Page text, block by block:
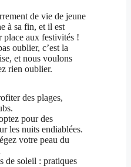
de vie de jeune
à sa fin, et il est
place aux festivités !
oublier, c’est la
et nous voulons
rien oublier.
des plages,
pour des
les nuits endiablées.
votre peau du
de soleil : pratiques